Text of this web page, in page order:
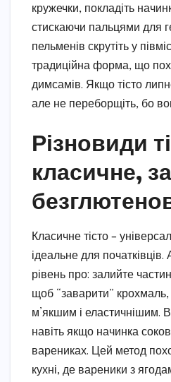
кружечки, покладіть
стискаючи пальцями для
пельменів скрутіть у
традиційна форма, що
димсамів. Якщо тісто
але не переборщіть, бо
Різновиди
класичне,
Класичне тісто –
ідеальне для
рівень про: залийте
щоб “заварити” крохмаль,
м’якшим і еластичнішим.
навіть якщо начинка
варениках. Цей метод
кухні, де вареники з